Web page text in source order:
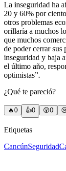
La inseguridad ha
20 y 60% por
otros problemas
orillaría a muchos
que muchos
de poder cerrar sus
inseguridad y baja
el último año,
optimistas”.
¿Qué te pareció?
🔥0 👍0 😲0
Etiquetas
CancúnSeguridad